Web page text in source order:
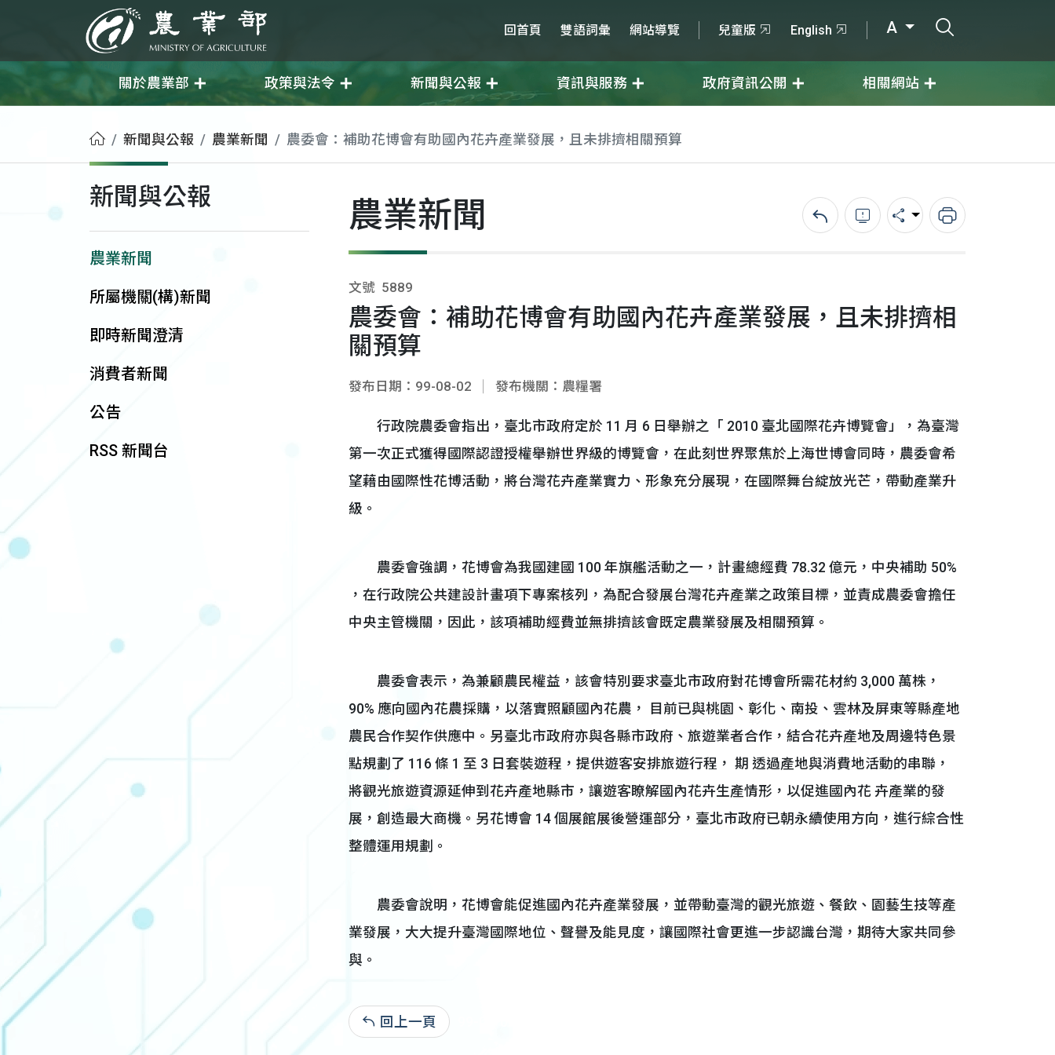
農業部 回首頁 雙語詞彙 網站導覽 兒童版 English A
關於農業部 政策與法令 新聞與公報 資訊與服務 政府資訊公開 相關網站
首頁新聞與公報 農業新聞 農委會：補助花博會有助國內花卉產業發展，且未排擠相關預算
新聞與公報
農業新聞
所屬機關(構)新聞
即時新聞澄清
消費者新聞
公告
RSS 新聞台
農業新聞 回上一頁錯誤回報分享 列印
文號 5889
農委會：補助花博會有助國內花卉產業發展，且未排擠相
關預算
發布日期：99-08-02 發布機關：農糧署
行政院農委會指出，臺北市政府定於 11 月 6 日舉辦之「 2010 臺北國際花卉博覽會」，為臺灣
第一次正式獲得國際認證授權舉辦世界級的博覽會，在此刻世界聚焦於上海世博會同時，農委會希
望藉由國際性花博活動，將台灣花卉產業實力、形象充分展現，在國際舞台綻放光芒，帶動產業升
級。
農委會強調，花博會為我國建國 100 年旗艦活動之一，計畫總經費 78.32 億元，中央補助 50%
，在行政院公共建設計畫項下專案核列，為配合發展台灣花卉產業之政策目標，並責成農委會擔任
中央主管機關，因此，該項補助經費並無排擠該會既定農業發展及相關預算。
農委會表示，為兼顧農民權益，該會特別要求臺北市政府對花博會所需花材約 3,000 萬株，
90% 應向國內花農採購，以落實照顧國內花農， 目前已與桃園、彰化、南投、雲林及屏東等縣產地
農民合作契作供應中。另臺北市政府亦與各縣市政府、旅遊業者合作，結合花卉產地及周邊特色景
點規劃了 116 條 1 至 3 日套裝遊程，提供遊客安排旅遊行程， 期 透過產地與消費地活動的串聯，
將觀光旅遊資源延伸到花卉產地縣市，讓遊客瞭解國內花卉生產情形，以促進國內花 卉產業的發
展，創造最大商機。另花博會 14 個展館展後營運部分，臺北市政府已朝永續使用方向，進行綜合性
整體運用規劃。
農委會說明，花博會能促進國內花卉產業發展，並帶動臺灣的觀光旅遊、餐飲、園藝生技等產
業發展，大大提升臺灣國際地位、聲譽及能見度，讓國際社會更進一步認識台灣，期待大家共同參
與。
回上一頁